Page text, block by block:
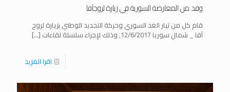
وفد من المعارضة السورية في زيارة لروجآفا
قام كل من تيار الغد السوري وحركة التجديد الوطني بزيارة لروج
آفا _ شمال سوريا 12/6/2017, وذلك لإجراء سلسلة لقاءات […]
اقرا المزيد